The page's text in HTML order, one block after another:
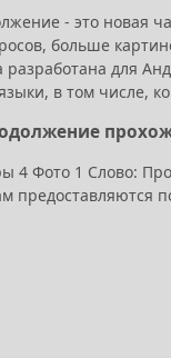
- это новая
больше
разработана для
в том числе,
4 Фото 1 Слово:
предоставляются